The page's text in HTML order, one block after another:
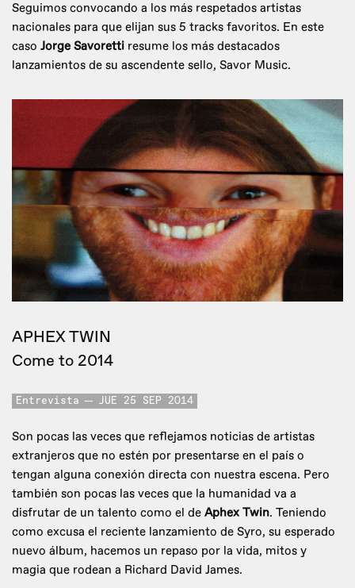
Seguimos convocando a los más respetados artistas
nacionales para que elijan sus 5 tracks favoritos. En este
caso Jorge Savoretti resume los más destacados
lanzamientos de su ascendente sello, Savor Music.
APHEX TWIN
Come to 2014
Entrevista JUE 25 SEP 2014
Son pocas las veces que reflejamos noticias de artistas
extranjeros que no estén por presentarse en el país o
tengan alguna conexión directa con nuestra escena. Pero
también son pocas las veces que la humanidad va a
disfrutar de un talento como el de Aphex Twin. Teniendo
como excusa el reciente lanzamiento de Syro, su esperado
nuevo álbum, hacemos un repaso por la vida, mitos y
magia que rodean a Richard David James.